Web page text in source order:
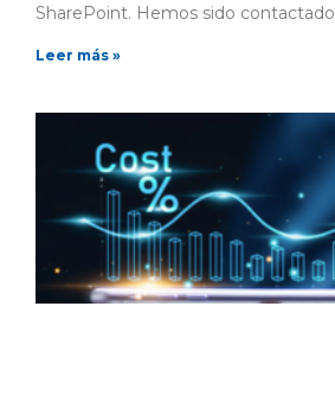
SharePoint. Hemos sido contactado
Leer más »